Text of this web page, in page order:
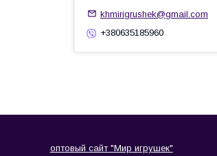
khmirigrushek@gmail.com
+380635185960
оптовый сайт "Мир игрушек"